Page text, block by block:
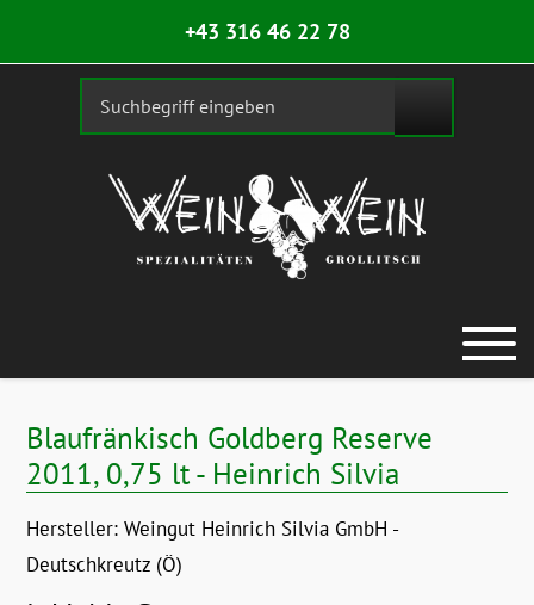
+43 316 46 22 78
Blaufränkisch Goldberg Reserve
2011, 0,75 lt - Heinrich Silvia
Hersteller:Weingut Heinrich Silvia GmbH -
Deutschkreutz (Ö)